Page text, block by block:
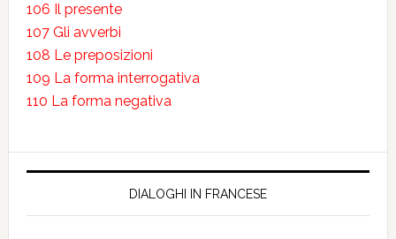
106 Il presente
107 Gli avverbi
108 Le preposizioni
109 La forma interrogativa
110 La forma negativa
DIALOGHI IN FRANCESE